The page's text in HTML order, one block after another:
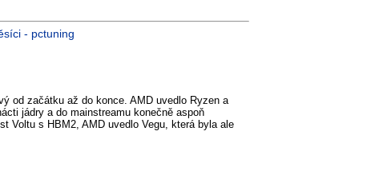
- pctuning
od začátku až do konce. AMD uvedlo Ryzen a
jádry a do mainstreamu konečně aspoň
Voltu s HBM2, AMD uvedlo Vegu, která byla ale